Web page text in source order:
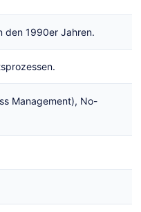
den 1990er Jahren.
Management), No-